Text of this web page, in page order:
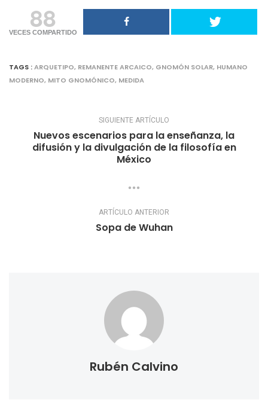
88
VECES COMPARTIDO
TAGS :ARQUETIPO, REMANENTE ARCAICO, GNOMÓN SOLAR, HUMANO
MODERNO, MITO GNOMÓNICO, MEDIDA
SIGUIENTE ARTÍCULO
Nuevos escenarios para la enseñanza, la
difusión y la divulgación de la filosofía en
México
ARTÍCULO ANTERIOR
Sopa de Wuhan
Rubén Calvino